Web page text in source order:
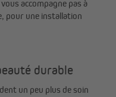
accompagne pas à
pour une installation
durable
un peu plus de soin